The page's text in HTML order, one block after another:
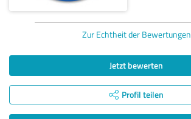
Zur Echtheit der Bewertungen
Jetzt bewerten
Profil teilen